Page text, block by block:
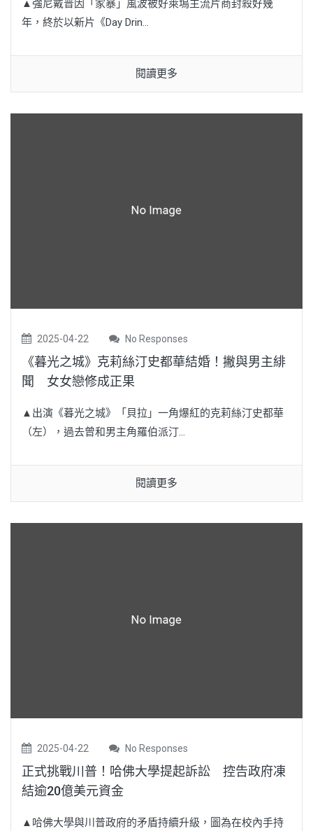
▲強尼戴普因「家暴」風波被好萊塢主流片商封殺好幾
年，終於以新片《Day Drin...
閱讀更多
2025-04-22 No Responses
《暮光之城》克莉絲汀史都華結婚！撇與男主緋
聞 女女戀修成正果
▲出演《暮光之城》「貝拉」一角爆紅的克莉絲汀史都華
（左），過去曾和男主角羅伯派汀...
閱讀更多
2025-04-22 No Responses
正式挑戰川普！哈佛大學提起訴訟 控告政府凍
結逾20億美元資金
▲哈佛大學與川普政府的矛盾持續升級，圖為在校內手持